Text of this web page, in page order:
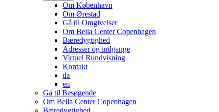
Om København
Om Ørestad
Gå til Omgivelser
Om Bella Center Copenhagen
Bæredygtighed
Adresser og indgange
Virtuel Rundvisning
Kontakt
da
en
Gå til Besøgende
Om Bella Center Copenhagen
Bæredygtighed